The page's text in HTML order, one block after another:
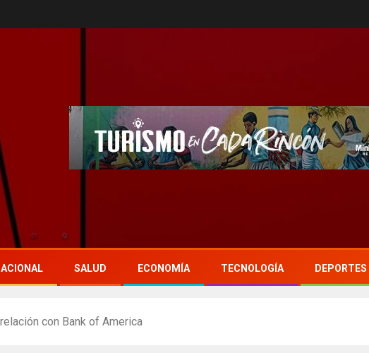
SALUD ECONOMÍA TECNOLOGÍA DEPORTES
con Bank of America